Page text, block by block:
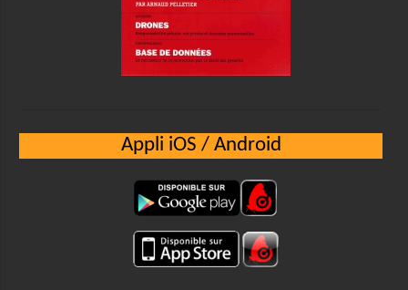
Appli iOS / Android